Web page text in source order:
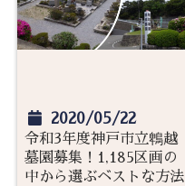
2020/05/22
令和3年度神戸市立鵯越
墓園募集！1,185区画の
中から選ぶベストな方法